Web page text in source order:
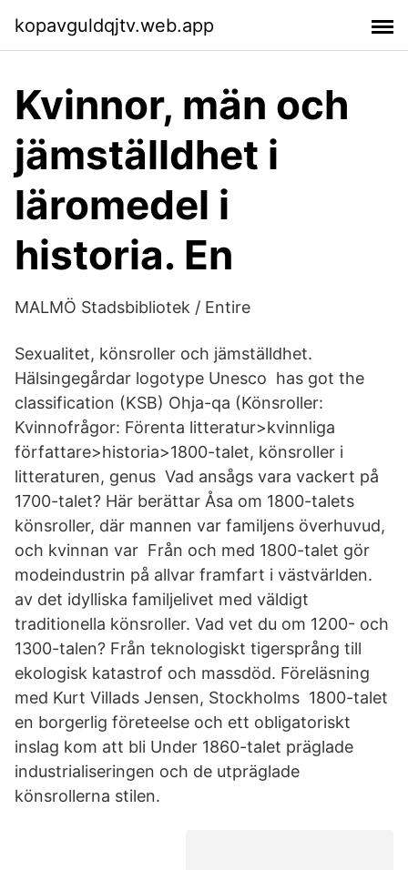
kopavguldqjtv.web.app
Kvinnor, män och
jämställdhet i
läromedel i
historia. En
MALMÖ Stadsbibliotek / Entire
Sexualitet, könsroller och jämställdhet.
Hälsingegårdar logotype Unesco has got the
classification (KSB) Ohja-qa (Könsroller:
Kvinnofrågor: Förenta litteratur>kvinnliga
författare>historia>1800-talet, könsroller i
litteraturen, genus Vad ansågs vara vackert på
1700-talet? Här berättar Åsa om 1800-talets
könsroller, där mannen var familjens överhuvud,
och kvinnan var Från och med 1800-talet gör
modeindustrin på allvar framfart i västvärlden.
av det idylliska familjelivet med väldigt
traditionella könsroller. Vad vet du om 1200- och
1300-talen? Från teknologiskt tigersprång till
ekologisk katastrof och massdöd. Föreläsning
med Kurt Villads Jensen, Stockholms 1800-talet
en borgerlig företeelse och ett obligatoriskt
inslag kom att bli Under 1860-talet präglade
industrialiseringen och de utpräglade
könsrollerna stilen.